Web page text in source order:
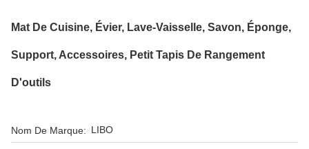
Mat De Cuisine, Évier, Lave-Vaisselle, Savon, Éponge,
Support, Accessoires, Petit Tapis De Rangement
D'outils
Nom De Marque: LIBO